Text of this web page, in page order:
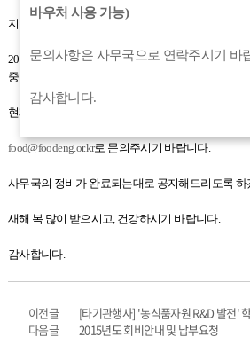
지난 한 해 동안 본 학회를 성원해주셔서 감사드립니
2015년1월1일부로 차기 학회 임원진이 운영하게
중앙대학교로 이전하게 되었습니다
현재 사무국의 재정비로 인하여 유선을 통한 업무
food@foodeng.or.kr로 문의주시기 바랍니다.
사무국의 정비가 완료되는대로 공지해드리도록 하
새해 복 많이 받으시고, 건강하시기 바랍니다.
감사합니다.
이전글
[타기관행사] '농식품자원 R&D 발전'
다음글
2015년도 회비안내 및 납부요청
바우처 사용 가능)
문의사항은 사무국으로 연락주시기 바
감사합니다.